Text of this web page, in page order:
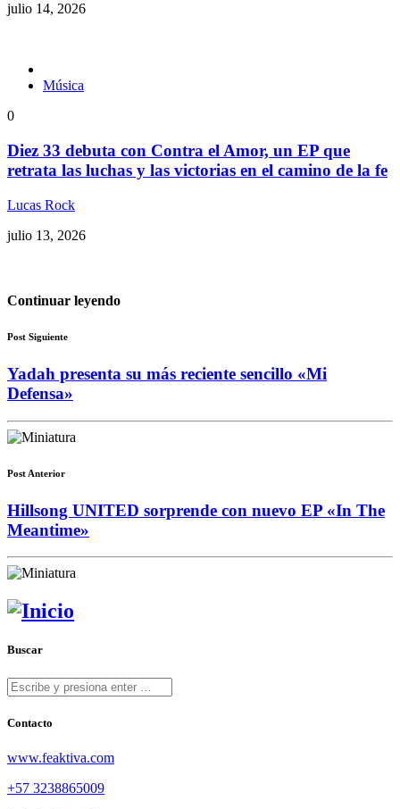
julio 14, 2026
Música
0
Diez 33 debuta con Contra el Amor, un EP que
retrata las luchas y las victorias en el camino de la fe
Lucas Rock
julio 13, 2026
Continuar leyendo
Post Siguiente
Yadah presenta su más reciente sencillo «Mi
Defensa»
Post Anterior
Hillsong UNITED sorprende con nuevo EP «In The
Meantime»
Buscar
Contacto
www.feaktiva.com
+57 3238865009